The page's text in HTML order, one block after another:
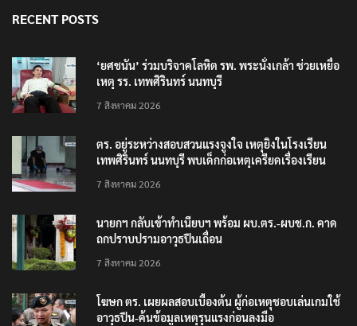
RECENT POSTS
‘ยศชนัน’ ร่วมบริจาคโลหิต รพ. พระนั่งเกล้า ช่วยเหยื่อ
เหตุ รร. เทพศิรินทร์ นนทบุรี
7 สิงหาคม 2026
ตร. อยู่ระหว่างสอบสวนแรงจูงใจ เหตุยิงในโรงเรียน
เทพศิรินทร์ นนทบุรี พบเด็กก่อเหตุเครียดเรื่องเรียน
7 สิงหาคม 2026
นายกฯ กลับเข้าทำเนียบฯ พร้อม ผบ.ตร.-ผบช.ก. คาด
ถกปราบปรามอาวุธปืนเถื่อน
7 สิงหาคม 2026
โฆษก ตร. เผยผลสอบเบื้องต้น ผู้ก่อเหตุชอบเล่นเกมใช้
อาวุธปืน-ค้นข้อมูลเหตุรุนแรงก่อนลงมือ